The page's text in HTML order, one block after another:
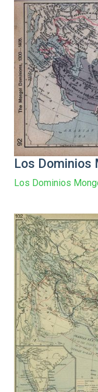
Los Dominios
Los Dominios